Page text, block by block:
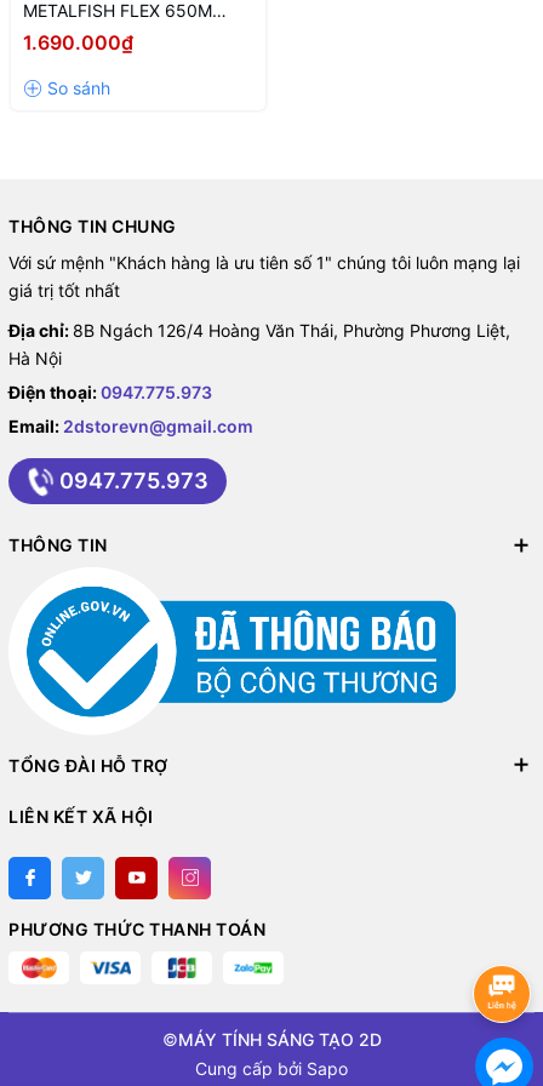
METALFISH FLEX 650M
(600W/ FULL MODULAR/ 80
PLUS GOLD)
1.690.000₫
THÔNG TIN CHUNG
Với sứ mệnh "Khách hàng là ưu tiên số 1" chúng tôi luôn mạng lại
giá trị tốt nhất
Địa chỉ: 8B Ngách 126/4 Hoàng Văn Thái, Phường Phương Liệt,
Hà Nội
Điện thoại:0947.775.973
Email: 2dstorevn@gmail.com
0947.775.973
THÔNG TIN
TỔNG ĐÀI HỖ TRỢ
LIÊN KẾT XÃ HỘI
PHƯƠNG THỨC THANH TOÁN
©MÁY TÍNH SÁNG TẠO 2D
Cung cấp bởi Sapo